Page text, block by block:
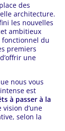
des
architecture.
les nouvelles
ambitieux
fonctionnel du
premiers
une
nous vous
est
à passer à la
d’une
selon la